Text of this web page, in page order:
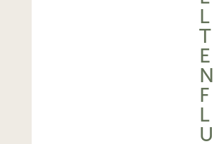
L
T
E
N
F
L
U